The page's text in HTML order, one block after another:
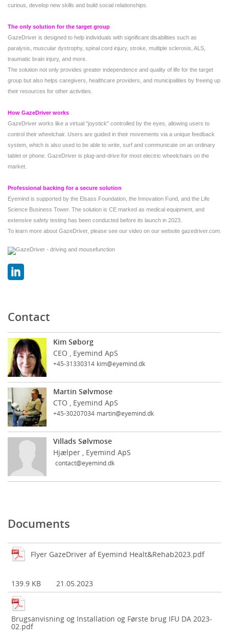
curious, develop new skills and build social relationships.
The only solution for the target group
GazeDriver is designed to help individuals with significant disabilities such as
paralysis, muscular dystrophy, spinal cord injury, stroke, multiple sclerosis, ALS,
traumatic brain injury, and more.
The solution not only provides greater independence and quality of life for the target
group but also helps caregivers, healthcare providers, and municipalities by freeing up
their resources for other activities.
How GazeDriver works
GazeDriver works like a virtual "joystick" controlled by the eyes, allowing users to
control their wheelchair. Users are guided in their movements via a unique feedback
system, which is also used to be able to write, surf and communicate on an ordinary
tablet or phone. GazeDriver is plug-and-drive for most electric wheelchairs on the
market.
Professional backing for a secure solution
Eyemind is supported by the Elsass Foundation, the Innovation Fund, and the Life
Science Business Tower. The solution is CE marked as medical equipment, and
extensive safety testing has been conducted before its launch in 2023.
To learn more about GazeDriver, please see our video on our website gazedriver.com.
Contact
Kim Søborg
CEO , Eyemind ApS
+45-31330314 kim@eyemind.dk
Martin Sølvmose
CTO , Eyemind ApS
+45-30207034 martin@eyemind.dk
Villads Sølvmose
Hjælper , Eyemind ApS
contact@eyemind.dk
Documents
Flyer GazeDriver af Eyemind Healt&Rehab2023.pdf
139.9 KB 21.05.2023
Brugsanvisning og Installation og Første brug IFU DA 2023-
02.pdf